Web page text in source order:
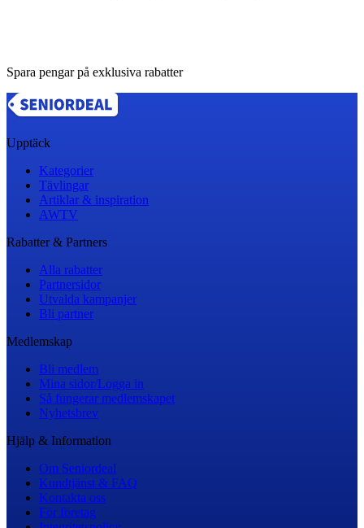
Spara pengar på exklusiva rabatter
Upptäck
Kategorier
Tävlingar
Artiklar & inspiration
AWTV
Rabatter & Partners
Alla rabatter
Partnersidor
Utvalda kampanjer
Bli partner
Medlemskap
Bli medlem
Mina sidor/Logga in
Så fungerar medlemskapet
Nyhetsbrev
Hjälp & Information
Om Seniordeal
Kundtjänst & FAQ
Kontakta oss
För företag